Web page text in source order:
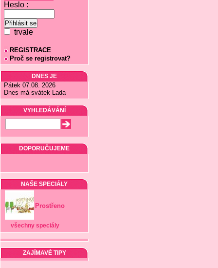
Heslo :
trvale
REGISTRACE
Proč se registrovat?
DNES JE
Pátek 07.08. 2026
Dnes má svátek Lada
VYHLEDÁVÁNÍ
DOPORUČUJEME
NAŠE SPECIÁLY
Prostřeno
všechny speciály
ZAJÍMAVÉ TIPY